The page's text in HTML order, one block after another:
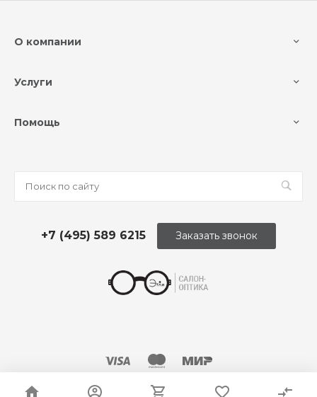
О компании
Услуги
Помощь
+7 (495) 589 6215 Заказать звонок